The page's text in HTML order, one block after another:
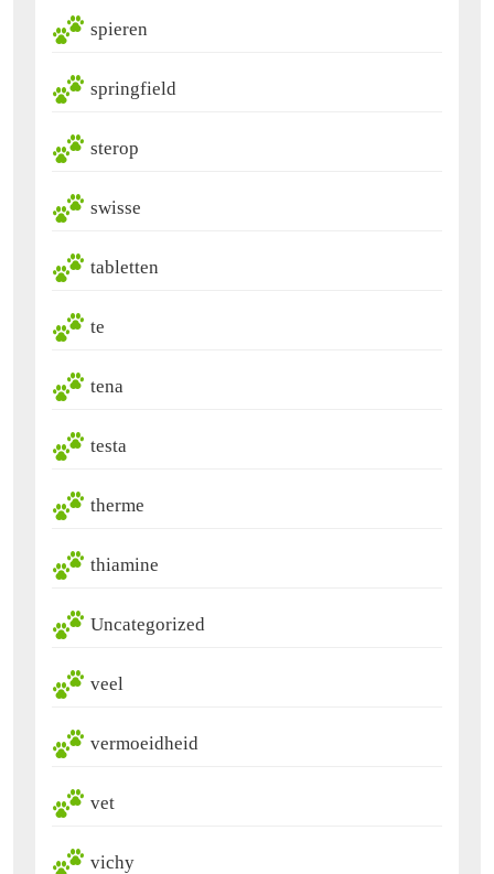
spieren
springfield
sterop
swisse
tabletten
te
tena
testa
therme
thiamine
Uncategorized
veel
vermoeidheid
vet
vichy